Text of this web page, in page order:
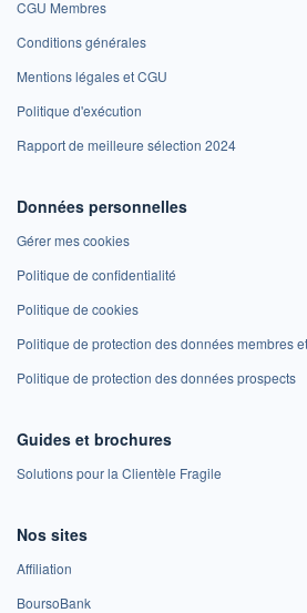
CGU Membres
Conditions générales
Mentions légales et CGU
Politique d'exécution
Rapport de meilleure sélection 2024
Données personnelles
Gérer mes cookies
Politique de confidentialité
Politique de cookies
Politique de protection des données membres
Politique de protection des données prospects
Guides et brochures
Solutions pour la Clientèle Fragile
Nos sites
Affiliation
BoursoBank